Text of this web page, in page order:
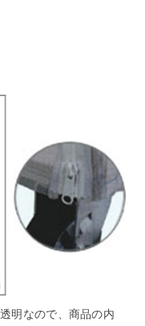
明なので、商品の内